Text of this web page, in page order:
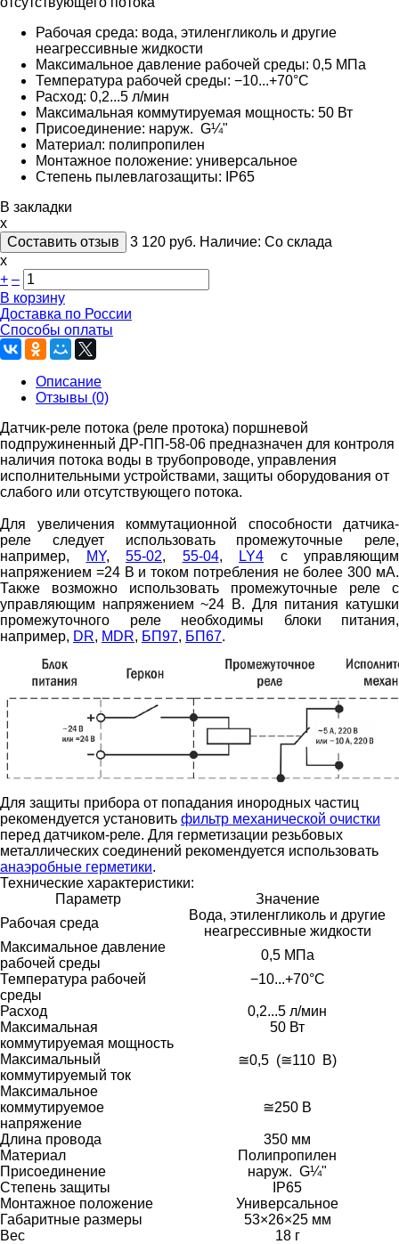
Рабочая среда: вода, этиленгликоль и другие
неагрессивные жидкости
Максимальное давление рабочей среды: 0,5 МПа
Температура рабочей среды: −10...+70°C
Расход: 0,2...5 л/мин
Максимальная коммутируемая мощность: 50 Вт
Присоединение: наруж. G¼"
Материал: полипропилен
Монтажное положение: универсальное
Cтепень пылевлагозащиты: IP65
В закладки
x
Составить отзыв
3 120 руб. Наличие: Со склада
х
+ –
В корзину
Доставка по России
Способы оплаты
Описание
Отзывы (0)
Датчик-реле потока (реле протока) поршневой
подпружиненный ДР-ПП-58-06 предназначен для контроля
наличия потока воды в трубопроводе, управления
исполнительными устройствами, защиты оборудования от
слабого или отсутствующего потока.
Для увеличения коммутационной способности датчика-
реле следует использовать промежуточные реле,
например,
MY, 55-02, 55-04, LY4 c управляющим
напряжением =24 В и током потребления не более 300 мА.
Также возможно использовать промежуточные реле с
управляющим напряжением ~24 В. Для питания катушки
промежуточного реле необходимы блоки питания,
например, DR, MDR, БП97, БП67.
Для защиты прибора от попадания инородных частиц
рекомендуется установить фильтр механической очистки
перед датчиком-реле. Для герметизации резьбовых
металлических соединений рекомендуется использовать
анаэробные герметики.
Технические характеристики:
Параметр
Значение
Рабочая среда
Вода, этиленгликоль и другие
неагрессивные жидкости
Максимальное давление
рабочей среды
0,5 МПа
Температура рабочей
среды
−10...+70°C
Расход
0,2...5 л/мин
Максимальная
коммутируемая мощность
50 Вт
Максимальный
коммутируемый ток
≅0,5 (≅110 В)
Максимальное
коммутируемое
напряжение
≅250 В
Длина провода
350 мм
Материал
Полипропилен
Присоединение
наруж. G¼"
Степень защиты
IP65
Монтажное положение
Универсальное
Габаритные размеры
53×26×25 мм
Вес
18 г